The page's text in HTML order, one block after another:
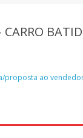
CARRO
proposta ao